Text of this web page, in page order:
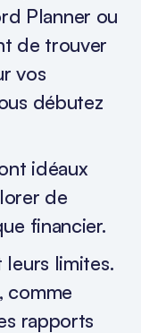
Planner ou
de trouver
vos
débutez
idéaux
de
financier.
leurs limites.
comme
rapports